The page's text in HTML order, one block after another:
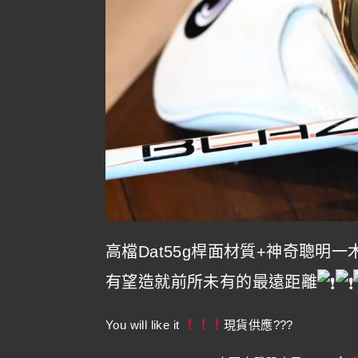
高檔Dat55g桿面材質+神奇聰明一
有望造就前所未有的最遠距離
You will like it 現貨供應???